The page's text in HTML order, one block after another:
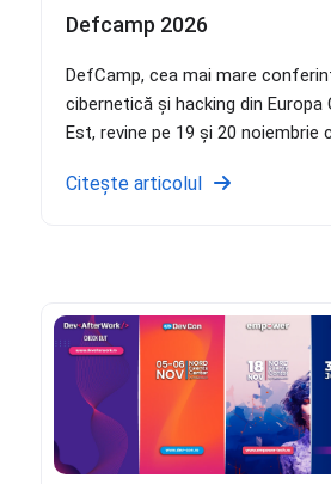
Defcamp 2026
DefCamp, cea mai mare
cibernetică și hacking din Europa
Est, revine pe 19 și 20 noiembrie
Citește articolul